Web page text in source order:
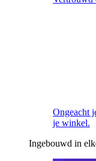
Ongeacht
je winkel.
Ingebouwd in